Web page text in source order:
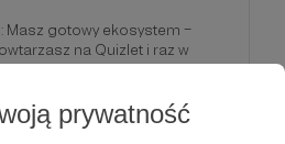
prywatność
: Masz gotowy ekosystem –
na Quizlet i raz w
w rozmowie ze mną i grupą.